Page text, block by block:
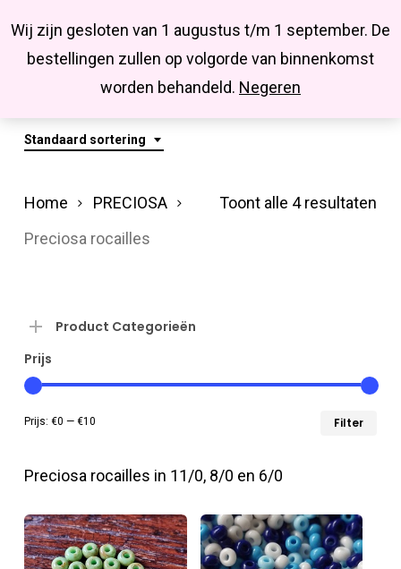
Wij zijn gesloten van 1 augustus t/m 1 september. De
bestellingen zullen op volgorde van binnenkomst
worden behandeld. Negeren
main
Missbluesieraden
searchaccount
Preciosa Rocailles
Standaard sortering
Toont alle 4 resultaten
Home
PRECIOSA
Preciosa rocailles
Product Categorieën
Prijs
Filter
Prijs: €0 — €10
Preciosa rocailles in 11/0, 8/0 en 6/0
Close